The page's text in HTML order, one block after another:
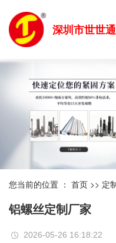
深圳市世世
您当前的位置 ： 首页 >> 定
铝螺丝定制厂家
2026-05-26 16:18:22